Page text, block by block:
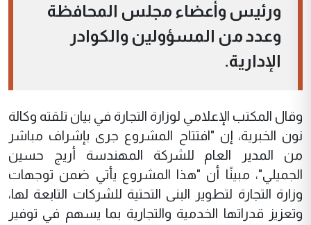
ورئيس وأعضاء مجلس المحافظة
وعدد من المسؤولين والكوادر
الإدارية.
وقال المكتب الإعلامي لوزارة التجارة في بيان تلقته وكالة
نون الخبرية، إن "افتتاح المشروع جرى بإشراف مباشر
من المدير العام للشركة المهندسة أريج حسين
الجميلي"، مبينًا أن "هذا المشروع يأتي ضمن توجهات
وزارة التجارة لتطوير البنى التحتية للشركات التابعة لها،
وتعزيز قدراتها الخدمية والتجارية بما يسهم في توفير